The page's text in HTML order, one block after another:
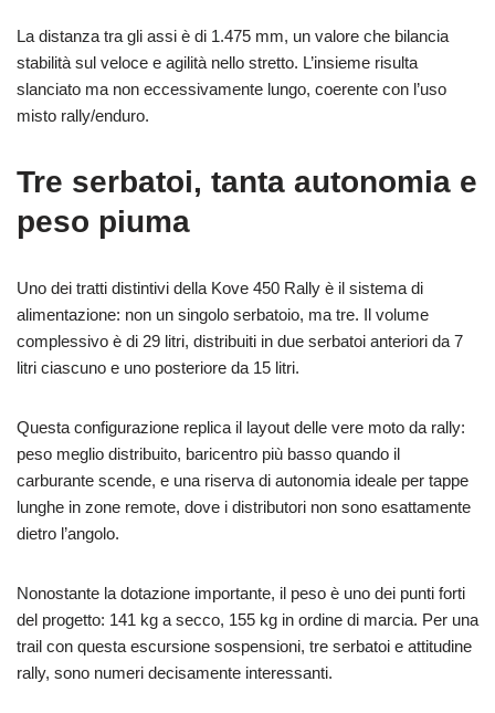
La distanza tra gli assi è di 1.475 mm, un valore che bilancia
stabilità sul veloce e agilità nello stretto. L’insieme risulta
slanciato ma non eccessivamente lungo, coerente con l’uso
misto rally/enduro.
Tre serbatoi, tanta autonomia e
peso piuma
Uno dei tratti distintivi della Kove 450 Rally è il sistema di
alimentazione: non un singolo serbatoio, ma tre. Il volume
complessivo è di 29 litri, distribuiti in due serbatoi anteriori da 7
litri ciascuno e uno posteriore da 15 litri.
Questa configurazione replica il layout delle vere moto da rally:
peso meglio distribuito, baricentro più basso quando il
carburante scende, e una riserva di autonomia ideale per tappe
lunghe in zone remote, dove i distributori non sono esattamente
dietro l’angolo.
Nonostante la dotazione importante, il peso è uno dei punti forti
del progetto: 141 kg a secco, 155 kg in ordine di marcia. Per una
trail con questa escursione sospensioni, tre serbatoi e attitudine
rally, sono numeri decisamente interessanti.